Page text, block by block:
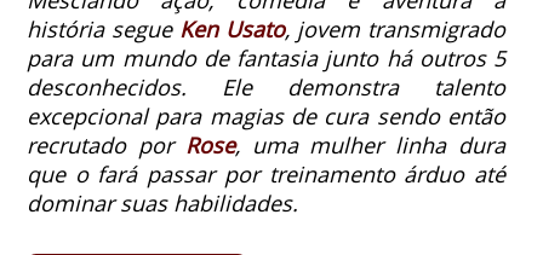
história segue Ken Usato, jovem transmigrado
para um mundo de fantasia junto há outros 5
desconhecidos. Ele demonstra talento
excepcional para magias de cura sendo então
recrutado por Rose, uma mulher linha dura
que o fará passar por treinamento árduo até
dominar suas habilidades.